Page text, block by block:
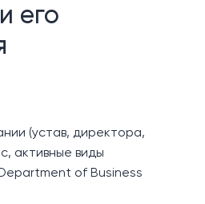
его
(устав, директора,
активные виды
of Business